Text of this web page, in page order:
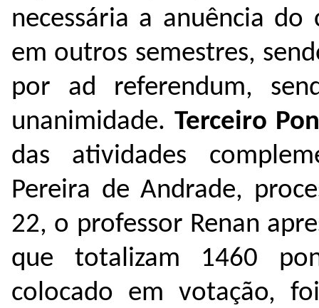
necessária a anuência
em outros semestres,
por ad referendum,
unanimidade. Terceiro
das atividades
Pereira de Andrade,
22, o professor Renan
que totalizam 1460
colocado em votação,